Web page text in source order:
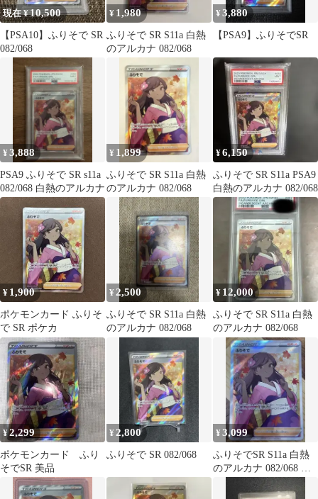
現在 ¥10,500
【PSA10】ふりそで SR
082/068
¥ 1,980
ふりそで SR S11a 白熱
のアルカナ 082/068
¥3,880
【PSA9】ふりそでSR
¥3,888
PSA9 ふりそで SR s11a
082/068 白熱のアルカナ
¥ 1,899
ふりそで SR S11a 白熱
のアルカナ 082/068
¥6,150
ふりそで SR S11a PSA9
白熱のアルカナ 082/068
¥ 1,900
ポケモンカード ふりそ
で SR ポケカ
¥2,500
ふりそで SR S11a 白熱
のアルカナ 082/068
¥ 12,000
ふりそで SR S11a 白熱
のアルカナ 082/068
¥2,299
ポケモンカード ふり
そでSR 美品
¥ 2,800
ふりそで SR 082/068
¥3,099
ふりそでSR S11a 白熱
のアルカナ 082/068 シ
ンオウの仲間たちSR